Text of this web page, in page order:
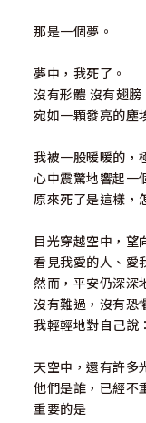
那是一個夢。
夢中，我死了。
沒有形體 沒有翅膀
宛如一顆發亮的塵
我被一股暖暖的，
心中震驚地響起一
原來死了是這樣，
目光穿越空中，望
看見我愛的人、愛
然而，平安仍深深
沒有難過，沒有恐
我輕輕地對自己說
天空中，還有許多
他們是誰，已經不
重要的是